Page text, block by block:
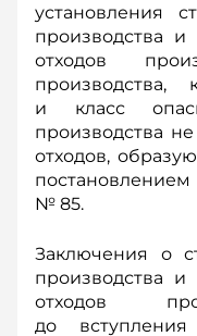
установления
производства и
отходов
производства,
и класс
производства
отходов,
№ 85.
Заключения о
производства и
отходов
до